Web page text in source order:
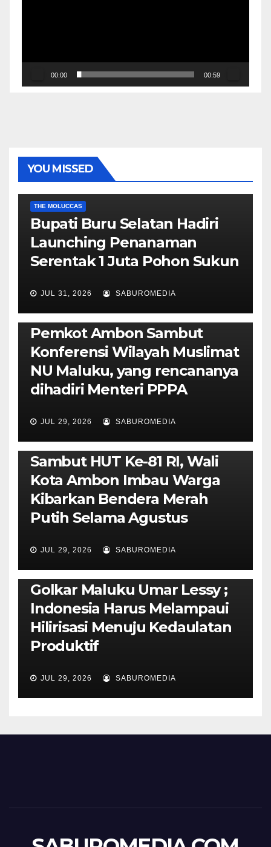
00:00 00:59
YOU MISSED
THE MOLUCCAS
Bupati Buru Selatan Hadiri
Launching Penanaman
Serentak 1 Juta Pohon Sukun
JUL 31, 2026 SABUROMEDIA
AMBON METRO JURNALISME AKTIVIS
POLITIK & PEMERINTAHAN
Pemkot Ambon Sambut
Konferensi Wilayah Muslimat
NU Maluku, yang rencananya
dihadiri Menteri PPPA
JUL 29, 2026 SABUROMEDIA
AMBON METRO POLITIK & PEMERINTAHAN
Sambut HUT Ke-81 RI, Wali
Kota Ambon Imbau Warga
Kibarkan Bendera Merah
Putih Selama Agustus
JUL 29, 2026 SABUROMEDIA
PENDIDIKAN & OLAHRAGA THE MOLUCCAS
Isi Materi LK-III HMI, Ketua
Golkar Maluku Umar Lessy ;
Indonesia Harus Melampaui
Hilirisasi Menuju Kedaulatan
Produktif
JUL 29, 2026 SABUROMEDIA